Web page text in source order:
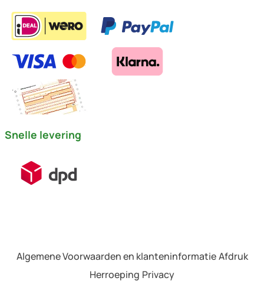
Snelle levering
Algemene Voorwaarden en klanteninformatie Afdruk
Herroeping Privacy